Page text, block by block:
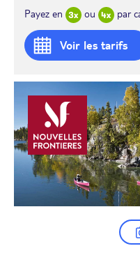
Payez en
ou par
Voir les tarifs